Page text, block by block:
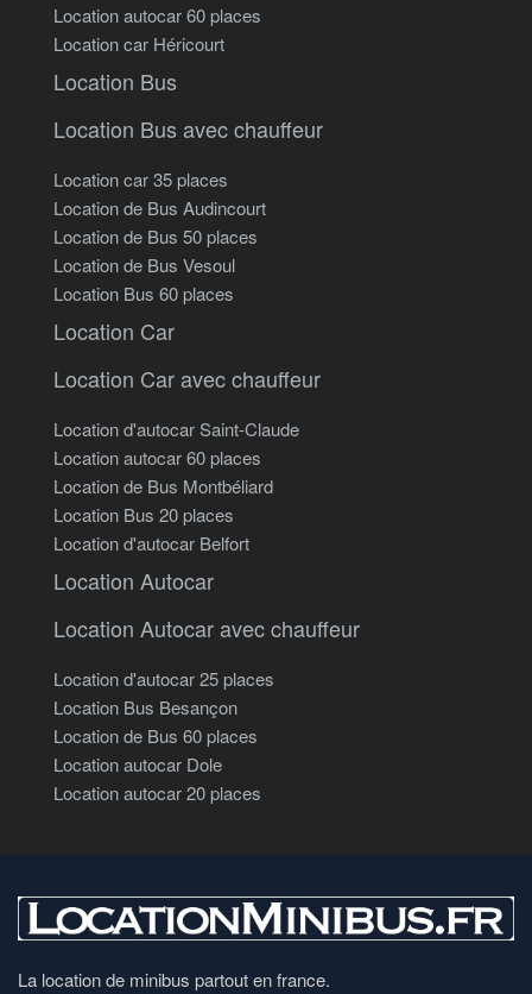
Location autocar 60 places
Location car Héricourt
Location Bus
Location Bus avec chauffeur
Location car 35 places
Location de Bus Audincourt
Location de Bus 50 places
Location de Bus Vesoul
Location Bus 60 places
Location Car
Location Car avec chauffeur
Location d'autocar Saint-Claude
Location autocar 60 places
Location de Bus Montbéliard
Location Bus 20 places
Location d'autocar Belfort
Location Autocar
Location Autocar avec chauffeur
Location d'autocar 25 places
Location Bus Besançon
Location de Bus 60 places
Location autocar Dole
Location autocar 20 places
La location de minibus partout en france.